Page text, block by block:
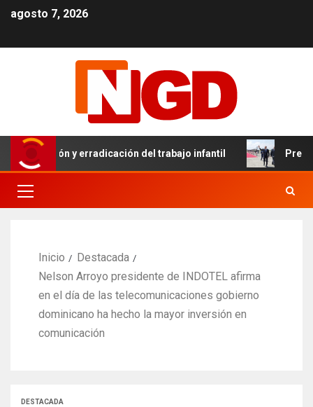
agosto 7, 2026
y erradicación del trabajo infantil
Inicio
Destacada
Nelson Arroyo presidente de INDOTEL afirma
en el día de las telecomunicaciones gobierno
dominicano ha hecho la mayor inversión en
comunicación
DESTACADA